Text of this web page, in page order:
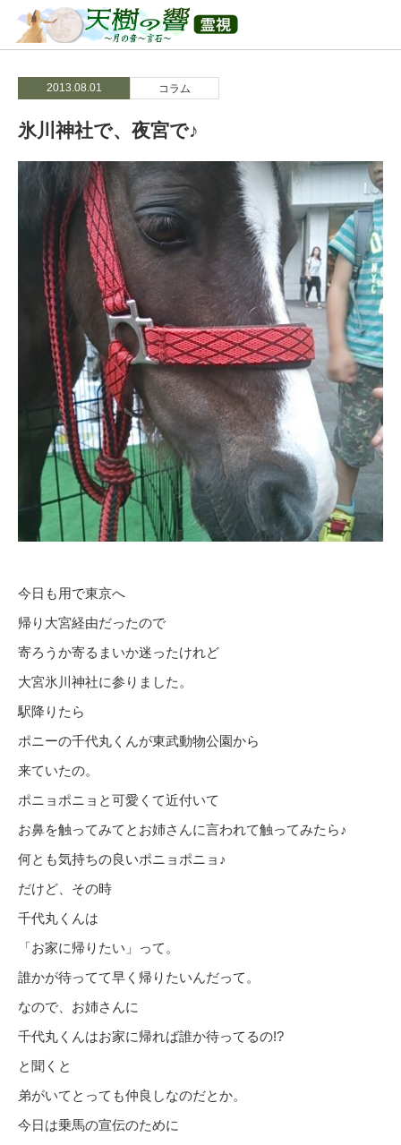
2013.08.01 コラム
氷川神社で、夜宮で♪
今日も用で東京へ
帰り大宮経由だったので
寄ろうか寄るまいか迷ったけれど
大宮氷川神社に参りました。
駅降りたら
ポニーの千代丸くんが東武動物公園から
来ていたの。
ポニョポニョと可愛くて近付いて
お鼻を触ってみてとお姉さんに言われて触ってみたら♪
何とも気持ちの良いポニョポニョ♪
だけど、その時
千代丸くんは
「お家に帰りたい」って。
誰かが待ってて早く帰りたいんだって。
なので、お姉さんに
千代丸くんはお家に帰れば誰か待ってるの!?
と聞くと
弟がいてとっても仲良しなのだとか。
今日は乗馬の宣伝のために